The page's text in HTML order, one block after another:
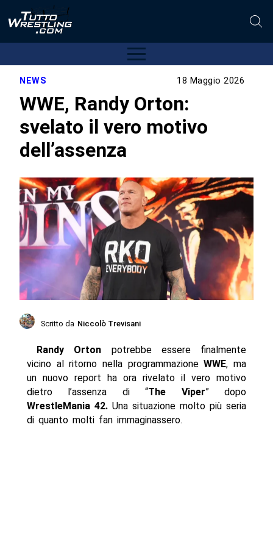
NEWS 18 Maggio 2026
WWE, Randy Orton:
svelato il vero motivo
dell’assenza
Scritto da Niccolò Trevisani
Randy Orton potrebbe essere finalmente
vicino al ritorno nella programmazioneWWE, ma
un nuovo report ha ora rivelato il vero motivo
dietro l’assenza di “The Viper” dopo
WrestleMania 42.Una situazione molto più seria
di quanto molti fan immaginassero.